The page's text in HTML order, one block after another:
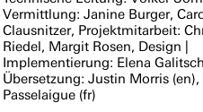
Vermittlung: Janine Burger,
Clausnitzer, Projektmitarbeit:
Riedel, Margit Rosen, Design |
Implementierung: Elena
Übersetzung: Justin Morris
Passelaigue (fr)